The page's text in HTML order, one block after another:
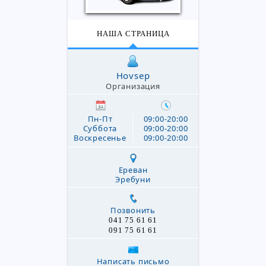
НАША СТРАНИЦА
Hovsep
Организация
Пн-Пт
Суббота
Воскресенье
09:00-20:00
09:00-20:00
09:00-20:00
Ереван
Эребуни
Позвонить
041 75 61 61
091 75 61 61
Написать письмо